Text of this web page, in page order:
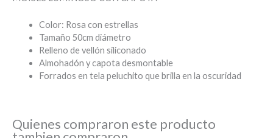
Color: Rosa con estrellas
Tamaño 50cm diámetro
Relleno de vellón siliconado
Almohadón y capota desmontable
Forrados en tela peluchito que brilla en la oscuridad
Quienes compraron este producto